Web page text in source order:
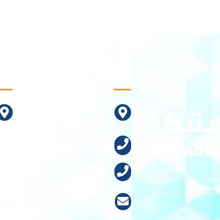
شرکت پناد پلاستیک تولید کننده بشکه 220 می باشد، این شرکت فعالیت خود را از سال ۱۳۸۵
بشکه های ال – رینگ و